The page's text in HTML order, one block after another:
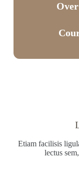
Etiam facilisis
lectus